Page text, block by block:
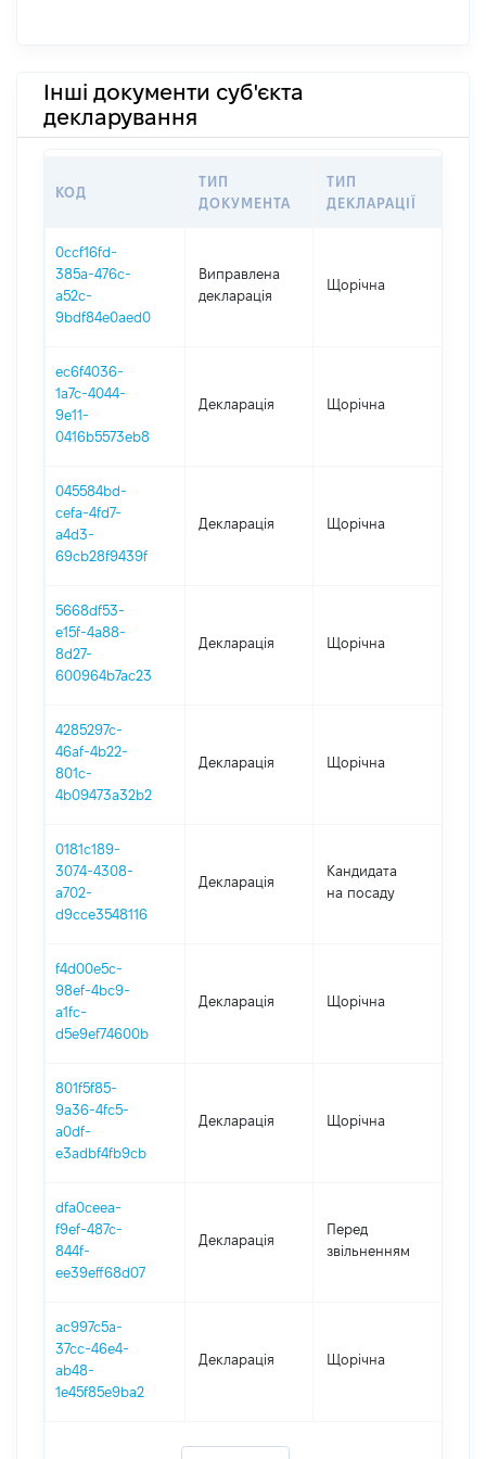
Інші документи суб'єкта
декларування
КОД
ТИП
ДОКУМЕНТА
ТИП
ДЕКЛАРАЦІЇ
0ccf16fd-
385a-476c-
a52c-
9bdf84e0aed0
Виправлена
декларація
Щорічна
ec6f4036-
1a7c-4044-
9e11-
0416b5573eb8
Декларація Щорічна
045584bd-
cefa-4fd7-
a4d3-
69cb28f9439f
Декларація Щорічна
5668df53-
e15f-4a88-
8d27-
600964b7ac23
Декларація Щорічна
4285297c-
46af-4b22-
801c-
4b09473a32b2
Декларація Щорічна
0181c189-
3074-4308-
a702-
d9cce3548116
Декларація
Кандидата
на посаду
f4d00e5c-
98ef-4bc9-
a1fc-
d5e9ef74600b
Декларація Щорічна
801f5f85-
9a36-4fc5-
a0df-
e3adbf4fb9cb
Декларація Щорічна
dfa0ceea-
f9ef-487c-
844f-
ee39eff68d07
Декларація
Перед
звільненням
ac997c5a-
37cc-46e4-
ab48-
1e45f85e9ba2
Декларація Щорічна